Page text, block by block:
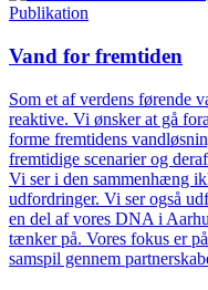
Publikation
Vand for fremtiden
Som et af verdens førende
reaktive. Vi ønsker at gå
forme fremtidens
fremtidige scenarier og
Vi ser i den sammenhæng
udfordringer. Vi ser også
en del af vores DNA i
tænker på. Vores fokus er
samspil gennem